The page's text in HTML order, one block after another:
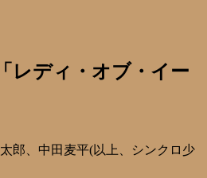
レディ・オブ・イー
郎、中田麦平(以上、シンクロ少